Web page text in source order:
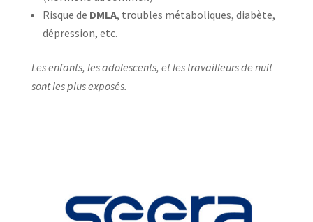
Risque de DMLA, troubles métaboliques, diabète,
dépression, etc.
Les enfants, les adolescents, et les travailleurs de nuit
sont les plus exposés.